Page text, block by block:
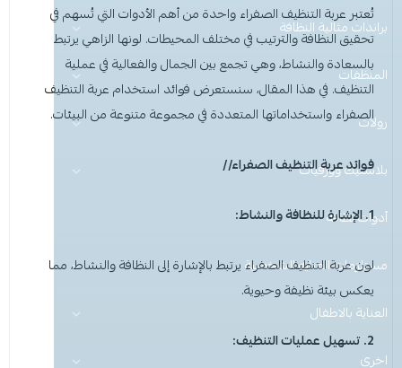
منظفات ومستلزمات المغسلة
سجاد ومفروشات
نظافة اليدين والعناية
غسيل الأطباق (يدوي وآلي)
مزيلات الشحوم
مطهرات ومعقمات
معادن وزجاج ولمعان الأسطح
عرض الكل
منظفات منزلية
عرض الكل
منظفات ارضيات
منظفات ملابس
منظفات صحون
منظفات اليدين
منظفات دورة المياه
ادوات الحماية
عرض الكل
قفازات
كمامات
غطاء راس
غطاء ذراع
للمشروبات والماكولات
عرض الكل
صحون بلاستيك
صحون مايكرويف
علب حلويات
براندات مثالية النظافة
عرض الكل
هيفيا
عرض الكل
قفازات
غطاء راس
غطاء ذراع
قبعة الشيف
نو باك
عرض الكل
الاكواب
قصدير وتغليف
Perfect Hygiene
عرض الكل
شمعة تسخين الطعام
ليفة واسفنج مواعين
المنظفات
عرض الكل
منظفات منزلية
عرض الكل
منظفات ارضيات
منظفات ملابس
منظفات صحون
رولات
عرض الكل
تغليف وقصدير
رول مايكروفايبر
رول سفره ونفايات
ورق كاشير رول
بلاستيك وورقيات
عرض الكل
صحون بلاستيك
ملاعق وشوك وسكاكين
اكواب
أدوات نظافة
مستلزمات العنايه الشخصية
عرض الكل
ادوات حماية
العناية بالاطفال
عرض الكل
اخرى
تُعتبر عربة التنظيف الصفراءواحدة من أهم الأدوات التي تُسهم في
تحقيق النظافة والترتيب في مختلف المحيطات. لونها الزاهي يرتبط
بالسعادة والنشاط، وهي تجمع بين الجمال والفعالية في عملية
التنظيف. في هذا المقال، سنستعرض فوائد استخدام عربة التنظيف
الصفراء واستخداماتها المتعددة في مجموعة متنوعة من البيئات.
فوائد عربة التنظيف الصفراء//
1. الإشارة للنظافة والنشاط:
لونعربة التنظيف الصفراءيرتبط بالإشارة إلى النظافة والنشاط، مما
يعكس بيئة نظيفة وحيوية.
2. تسهيل عمليات التنظيف: